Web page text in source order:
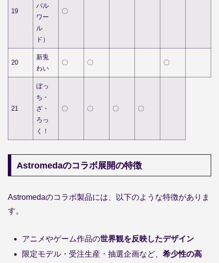
19
パル
ワー
ル
ド）
〇
20
新兎
わい
〇 〇 〇
21
ぼっ
ち・
ざ・
ろっ
く！
〇 〇 〇 〇
Astromedaのコラボ展開の特徴
Astromedaのコラボ製品には、以下のような特徴がありま
す。
アニメやゲーム作品の世界観を反映したデザイン
限定モデル・受注生産・抽選企画など、希少性の高